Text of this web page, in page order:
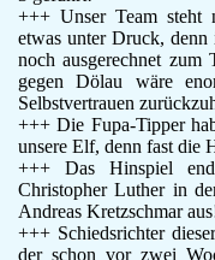
+++ Unser Team steht
etwas unter Druck, denn
noch ausgerechnet zum
gegen Dölau wäre
Selbstvertrauen
+++ Die Fupa-Tipper
unsere Elf, denn fast die
+++ Das Hinspiel
Christopher Luther in
Andreas Kretzschmar
+++ Schiedsrichter
der schon vor zwei